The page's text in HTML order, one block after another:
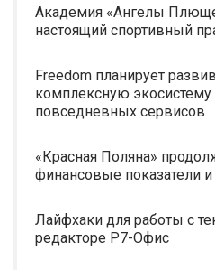
Академия «Ангелы
настоящий спортивный
Freedom планирует
комплексную
повседневных сервисов
«Красная Поляна»
финансовые показатели и
Лайфхаки для работы с
редакторе Р7-Офис